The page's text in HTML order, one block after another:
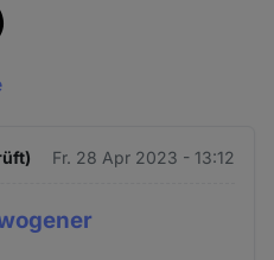
Fr. 28 Apr 2023 - 13:12